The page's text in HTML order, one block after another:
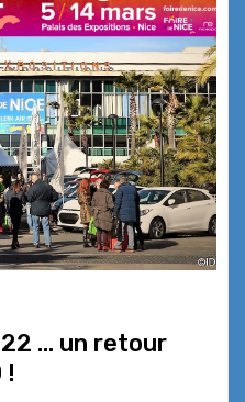
… un retour
!